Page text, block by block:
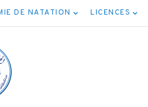
DE NATATION LICENCES